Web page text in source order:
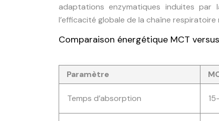
adaptations enzymatiques induites par
l’efficacité globale de la chaîne
Comparaison énergétique MCT
Paramètre
Temps d’absorption